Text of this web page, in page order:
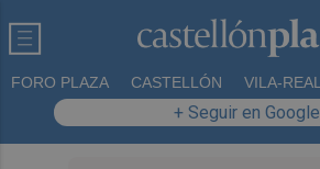
FORO PLAZA CASTELLÓN VILA-REAL
+ Seguir en Google